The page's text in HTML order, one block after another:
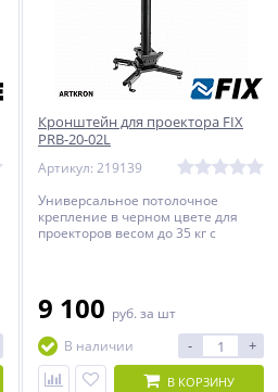
Кронштейн для проектора FIX
PRB-20-02L
Артикул: 219139
Универсальное потолочное
крепление в черном цвете для
проекторов весом до 35 кг c
9 100 руб. за шт
В наличии
- +
В КОРЗИНУ